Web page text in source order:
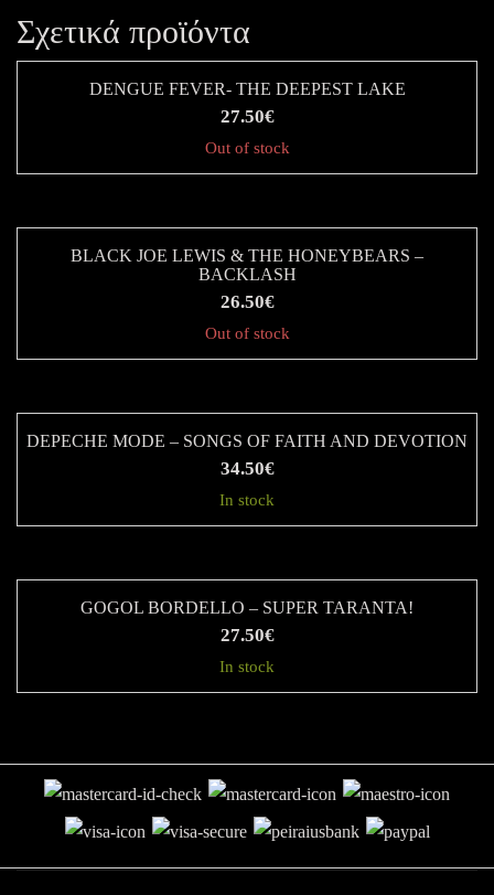
Σχετικά προϊόντα
DENGUE FEVER- THE DEEPEST LAKE
27.50€
Out of stock
BLACK JOE LEWIS & THE HONEYBEARS ‎–
BACKLASH
26.50€
Out of stock
DEPECHE MODE – SONGS OF FAITH AND DEVOTION
34.50€
In stock
GOGOL BORDELLO – SUPER TARANTA!
27.50€
In stock